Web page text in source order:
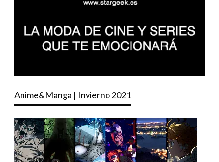
Anime&Manga | Invierno 2021